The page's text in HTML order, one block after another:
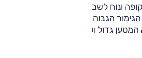
ונוח לשבת שם. המרחב טוב, מרווח
הגבוהה יותר גם פתחי אוורור
גדול ושימושי אך הכיסוי פשוט